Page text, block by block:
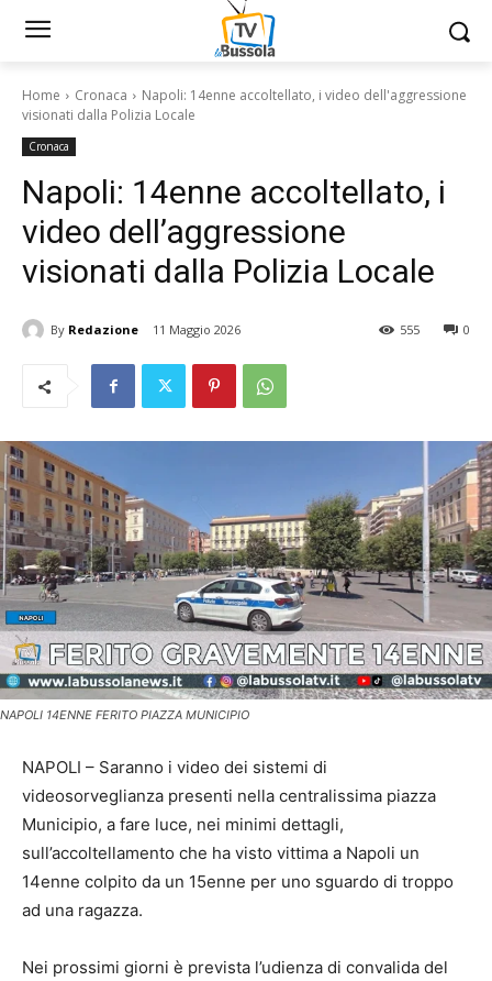
Home Cronaca
Napoli: 14enne accoltellato, i video dell'aggressione
visionati dalla Polizia Locale
Cronaca
Napoli: 14enne accoltellato, i
video dell’aggressione
visionati dalla Polizia Locale
By Redazione 11 Maggio 2026 0
555
NAPOLI 14ENNE FERITO PIAZZA MUNICIPIO
NAPOLI – Saranno i video dei sistemi di
videosorveglianza presenti nella centralissima piazza
Municipio, a fare luce, nei minimi dettagli,
sull’accoltellamento che ha visto vittima a Napoli un
14enne colpito da un 15enne per uno sguardo di troppo
ad una ragazza.
Nei prossimi giorni è prevista l’udienza di convalida del